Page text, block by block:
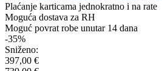
Plaćanje karticama jednokratno i na rate
Moguća dostava za RH
Moguć povrat robe unutar 14 dana
-35%
Sniženo:
397,00 €